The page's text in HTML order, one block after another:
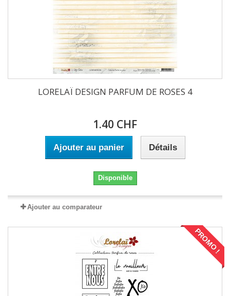
LORELAÏ DESIGN PARFUM DE ROSES 4
1.40 CHF
Ajouter au panier Détails
Disponible
Ajouter au comparateur
PROMO !